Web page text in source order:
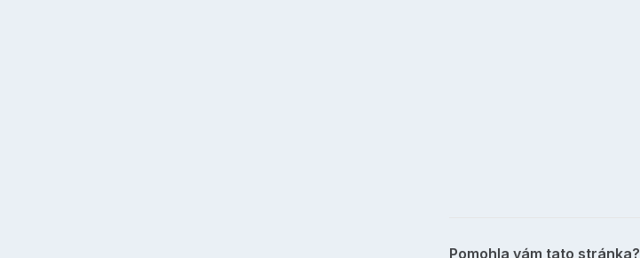
Pomohla vám tato stránka?